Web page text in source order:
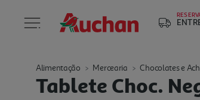
Alimentação Mercearia Chocolates e
Tablete Choc.